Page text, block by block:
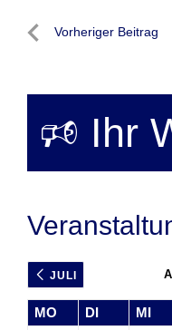
Vorheriger Beitrag
🕫 Ihr
JULI
MO DI MI